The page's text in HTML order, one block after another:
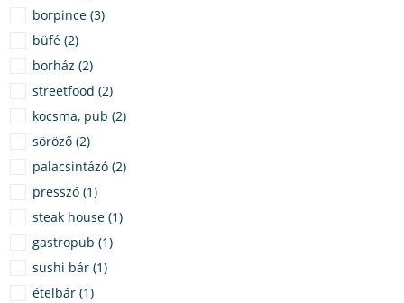
borpince (3)
büfé (2)
borház (2)
streetfood (2)
kocsma, pub (2)
söröző (2)
palacsintázó (2)
presszó (1)
steak house (1)
gastropub (1)
sushi bár (1)
ételbár (1)